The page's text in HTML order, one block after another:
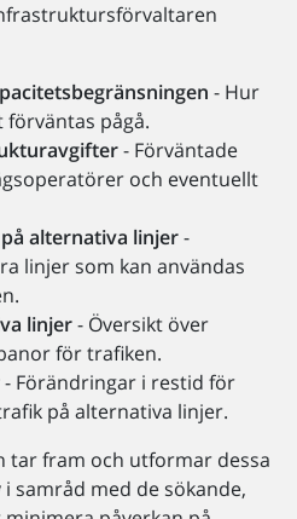
- Hur
pågå.
- Förväntade
och eventuellt
alternativa linjer-
linjer som kan användas
linjer- Översikt över
för trafiken.
- Förändringar i restid för
på alternativa linjer.
fram och utformar dessa
samråd med de sökande,